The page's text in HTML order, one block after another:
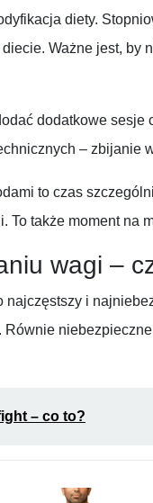
diety.
Ważne jest, by
dodatkowe sesje
– zbijanie
to czas
To także moment na
wagi –
i
– co to?